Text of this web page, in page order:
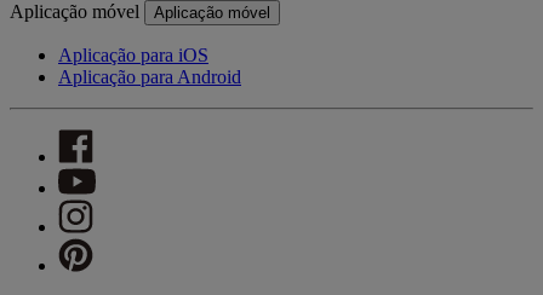
Aplicação móvel Aplicação móvel
Aplicação para iOS
Aplicação para Android